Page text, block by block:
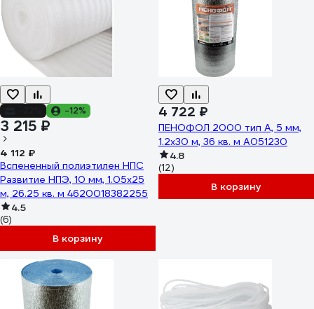
-12%
3 215 ₽
4 112 ₽
Вспененный полиэтилен НПС
Развитие НПЭ, 10 мм, 1.05x25
м, 26.25 кв. м 4620018382255
4.5
(6)
В корзину
4 722 ₽
ПЕНОФОЛ 2000 тип А, 5 мм,
1.2х30 м, 36 кв. м А051230
4.8
(12)
В корзину